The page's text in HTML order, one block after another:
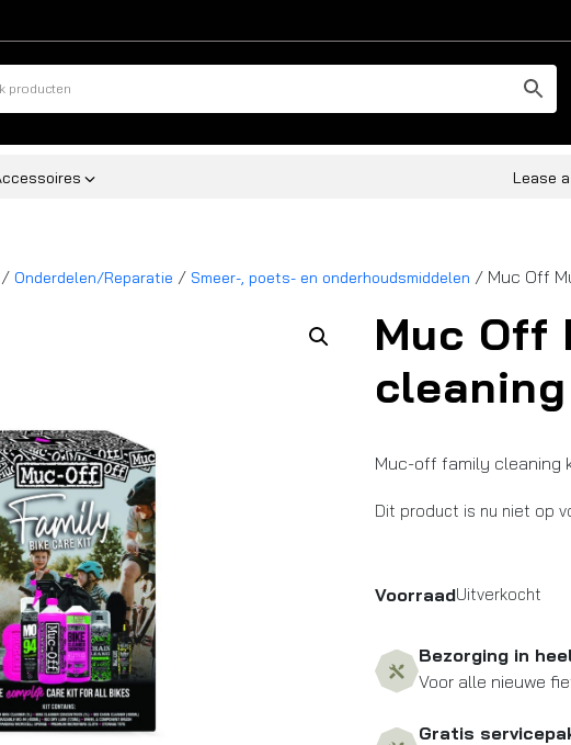
Lease
/ Onderdelen/Reparatie / Smeer-, poets- en onderhoudsmiddelen / Muc Off
Muc Off
Muc-off family cleaning
Dit product is nu niet op
VoorraadUitverkocht
Bezorging in
Voor alle nieuwe
Gratis